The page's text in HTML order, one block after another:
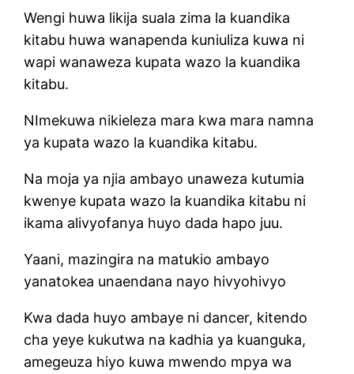
Wengi huwa likija suala zima la kuandika
kitabu huwa wanapenda kuniuliza kuwa ni
wapi wanaweza kupata wazo la kuandika
kitabu.
NImekuwa nikieleza mara kwa mara namna
ya kupata wazo la kuandika kitabu.
Na moja ya njia ambayo unaweza kutumia
kwenye kupata wazo la kuandika kitabu ni
ikama alivyofanya huyo dada hapo juu.
Yaani, mazingira na matukio ambayo
yanatokea unaendana nayo hivyohivyo
Kwa dada huyo ambaye ni dancer, kitendo
cha yeye kukutwa na kadhia ya kuanguka,
amegeuza hiyo kuwa mwendo mpya wa